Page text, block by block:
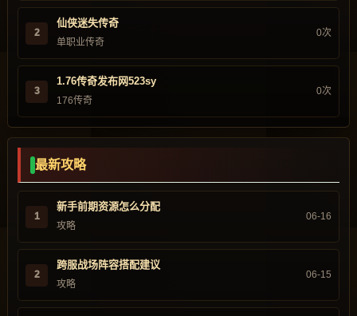
2
仙侠迷失传奇
单职业传奇
0次
3
1.76传奇发布网523sy
176传奇
0次
最新攻略
1
新手前期资源怎么分配
攻略
06-16
2
跨服战场阵容搭配建议
攻略
06-15